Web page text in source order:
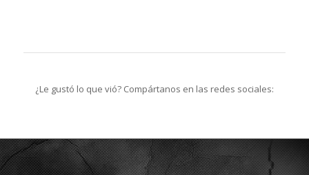
¿Le gustó lo que vió? Compártanos en las redes sociales: